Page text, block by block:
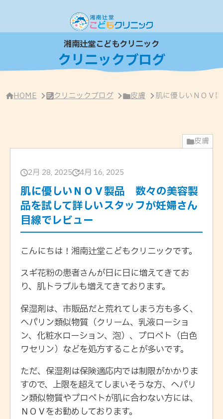
バ
湘南辻堂こどもクリニック
クリニックブログ
HOME クリニックブログ 皮膚 肌に優しいＮＯＶ
皮膚
2月 28, 2025 4月 16, 2025
肌に優しいＮＯＶ製品 数々の美容製
品を試して詳しいスタッフが妊婦さん
目線でレビュー
こんにちは！湘南辻堂こどもクリニックです。
スギ花粉の患者さんが日に日に増えてきてお
り、肌トラブルも増えてきております。
保湿剤は、市販品だと荒れてしまう方も多く、
ヘパリン類似物質（クリーム、乳液ローショ
ン、化粧水ローション、泡）、プロペト（白色
ワセリン）などを処方することが多いです。
ただ、保湿剤は保険適応内では制限がかかりま
すので、上限を超えてしまいそうな方、ヘパリ
ン類似物質やプロペトが肌に合わない方には、
ＮＯＶをお勧めしております。